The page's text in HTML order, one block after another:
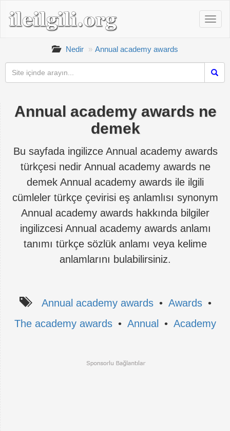
Nedir Annual academy awards
Annual academy awards ne
demek
Bu sayfada ingilizce Annual academy awards
türkçesi nedir Annual academy awards ne
demek Annual academy awards ile ilgili
cümleler türkçe çevirisi eş anlamlısı synonym
Annual academy awards hakkında bilgiler
ingilizcesi Annual academy awards anlamı
tanımı türkçe sözlük anlamı veya kelime
anlamlarını bulabilirsiniz.
Annual academy awards • Awards •
The academy awards • Annual • Academy